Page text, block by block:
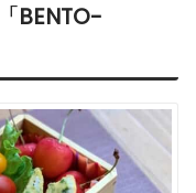
BENTO-